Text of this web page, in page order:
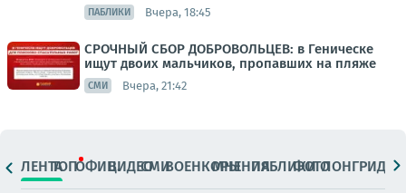
ПАБЛИКИ Вчера, 18:45
СРОЧНЫЙ СБОР ДОБРОВОЛЬЦЕВ: в Геническе
ищут двоих мальчиков, пропавших на пляже
СМИ Вчера, 21:42
ЛЕНТАТОПОФИЦ.ВИДЕОСМИВОЕНКОРЫМНЕНИЯПАБЛИКИ
ФОТОЛОНГРИДЫ